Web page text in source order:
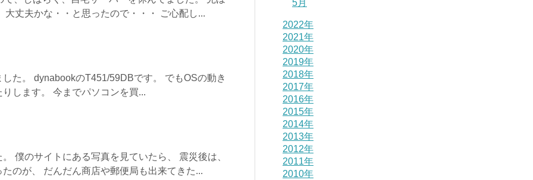
大丈夫かな・・と思ったので・・・ ご心配し...
た。 dynabookのT451/59DBです。 でもOSの動き
します。 今までパソコンを買...
僕のサイトにある写真を見ていたら、 震災後は、
のが、 だんだん商店や郵便局も出来てきた...
5月
2022年
2021年
2020年
2019年
2018年
2017年
2016年
2015年
2014年
2013年
2012年
2011年
2010年